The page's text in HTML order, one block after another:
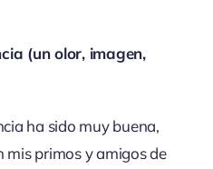
(un olor, imagen,
ha sido muy buena,
mis primos y amigos de